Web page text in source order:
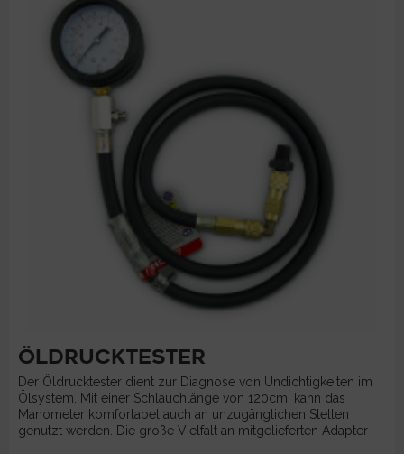
ÖLDRUCKTESTER
Der Öldrucktester dient zur Diagnose von Undichtigkeiten im
Ölsystem. Mit einer Schlauchlänge von 120cm, kann das
Manometer komfortabel auch an unzugänglichen Stellen
genutzt werden. Die große Vielfalt an mitgelieferten Adapter